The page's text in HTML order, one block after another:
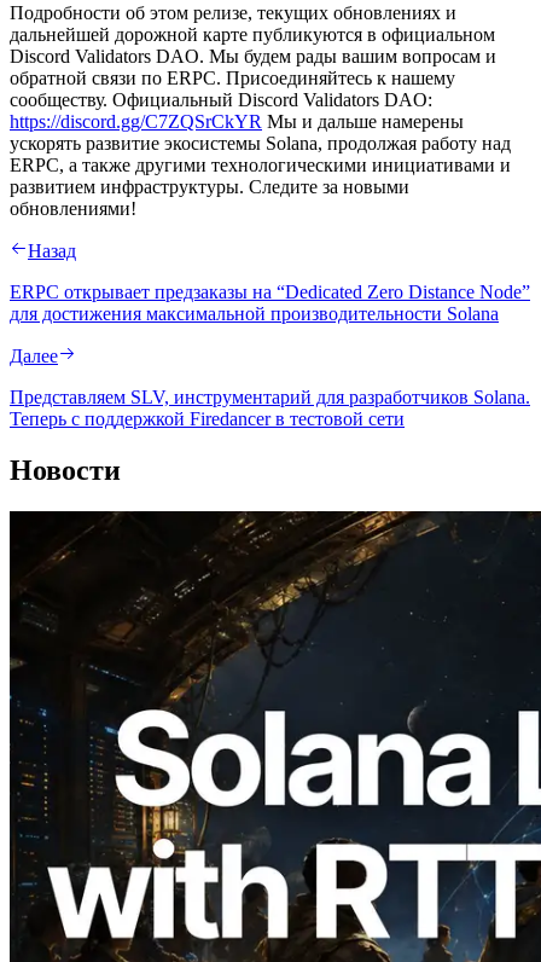
Подробности об этом релизе, текущих обновлениях и
дальнейшей дорожной карте публикуются в официальном
Discord Validators DAO. Мы будем рады вашим вопросам и
обратной связи по ERPC. Присоединяйтесь к нашему
сообществу. Официальный Discord Validators DAO:
https://discord.gg/C7ZQSrCkYR Мы и дальше намерены
ускорять развитие экосистемы Solana, продолжая работу над
ERPC, а также другими технологическими инициативами и
развитием инфраструктуры. Следите за новыми
обновлениями!
Назад
ERPC открывает предзаказы на “Dedicated Zero Distance Node”
для достижения максимальной производительности Solana
Далее
Представляем SLV, инструментарий для разработчиков Solana.
Теперь с поддержкой Firedancer в тестовой сети
Новости
2026.08.05
ERPC расширяет Solana Leader Slot
API измерением ping из 7 глобальных
регионов — также запущен Validators
Information API